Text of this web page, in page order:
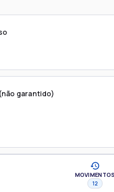
garantido)
MOVIMENTOS
12